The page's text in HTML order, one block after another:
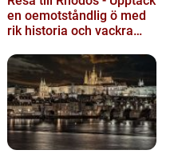
en oemotståndlig ö med
rik historia och vackra